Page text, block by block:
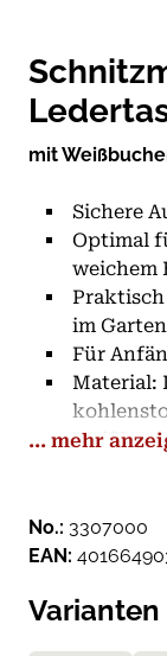
mit
Sichere
Optimal
weichem
im
Für
Material:
3356000 -
3358000
Klingen
... mehr
No.: 3307000
EAN:
Varianten